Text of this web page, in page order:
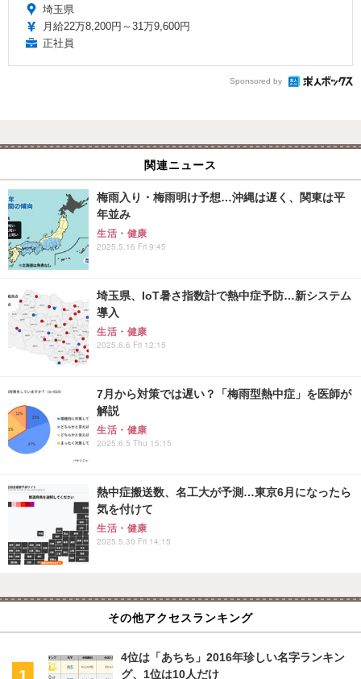
埼玉県
月給22万8,200円～31万9,600円
正社員
Sponsored by
関連ニュース
梅雨入り・梅雨明け予想…沖縄は遅く、関東は平
年並み
生活・健康
2025.5.16 Fri 9:45
埼玉県、IoT暑さ指数計で熱中症予防…新システム
導入
生活・健康
2025.6.6 Fri 12:15
7月から対策では遅い？「梅雨型熱中症」を医師が
解説
生活・健康
2025.6.5 Thu 15:15
熱中症搬送数、名工大が予測…東京6月になったら
気を付けて
生活・健康
2025.5.30 Fri 14:15
その他アクセスランキング
4位は「あちち」2016年珍しい名字ランキン
グ、1位は10人だけ